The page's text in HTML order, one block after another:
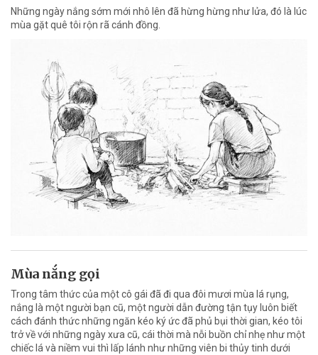
Những ngày nắng sớm mới nhô lên đã hừng hừng như lửa, đó là lúc
mùa gặt quê tôi rộn rã cánh đồng.
Mùa nắng gọi
Trong tâm thức của một cô gái đã đi qua đôi mươi mùa lá rụng,
nắng là một người bạn cũ, một người dẫn đường tận tụy luôn biết
cách đánh thức những ngăn kéo ký ức đã phủ bụi thời gian, kéo tôi
trở về với những ngày xưa cũ, cái thời mà nỗi buồn chỉ nhẹ như một
chiếc lá và niềm vui thì lấp lánh như những viên bi thủy tinh dưới